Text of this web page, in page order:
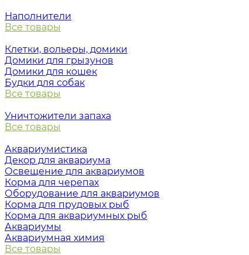
Наполнители
Все товары
Клетки, вольеры, домики
Домики для грызунов
Домики для кошек
Будки для собак
Все товары
Уничтожители запаха
Все товары
Аквариумистика
Декор для аквариума
Освещение для аквариумов
Корма для черепах
Оборудование для аквариумов
Корма для прудовых рыб
Корма для аквариумных рыб
Аквариумы
Аквариумная химия
Все товары